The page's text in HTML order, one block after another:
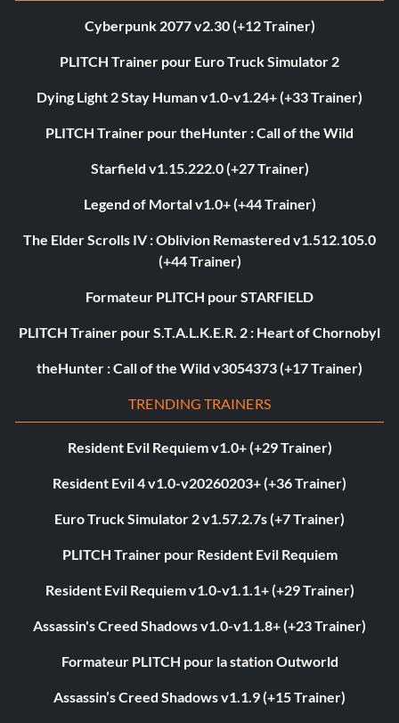
Cyberpunk 2077 v2.30 (+12 Trainer)
PLITCH Trainer pour Euro Truck Simulator 2
Dying Light 2 Stay Human v1.0-v1.24+ (+33 Trainer)
PLITCH Trainer pour theHunter : Call of the Wild
Starfield v1.15.222.0 (+27 Trainer)
Legend of Mortal v1.0+ (+44 Trainer)
The Elder Scrolls IV : Oblivion Remastered v1.512.105.0
(+44 Trainer)
Formateur PLITCH pour STARFIELD
PLITCH Trainer pour S.T.A.L.K.E.R. 2 : Heart of Chornobyl
theHunter : Call of the Wild v3054373 (+17 Trainer)
TRENDING TRAINERS
Resident Evil Requiem v1.0+ (+29 Trainer)
Resident Evil 4 v1.0-v20260203+ (+36 Trainer)
Euro Truck Simulator 2 v1.57.2.7s (+7 Trainer)
PLITCH Trainer pour Resident Evil Requiem
Resident Evil Requiem v1.0-v1.1.1+ (+29 Trainer)
Assassin's Creed Shadows v1.0-v1.1.8+ (+23 Trainer)
Formateur PLITCH pour la station Outworld
Assassin’s Creed Shadows v1.1.9 (+15 Trainer)